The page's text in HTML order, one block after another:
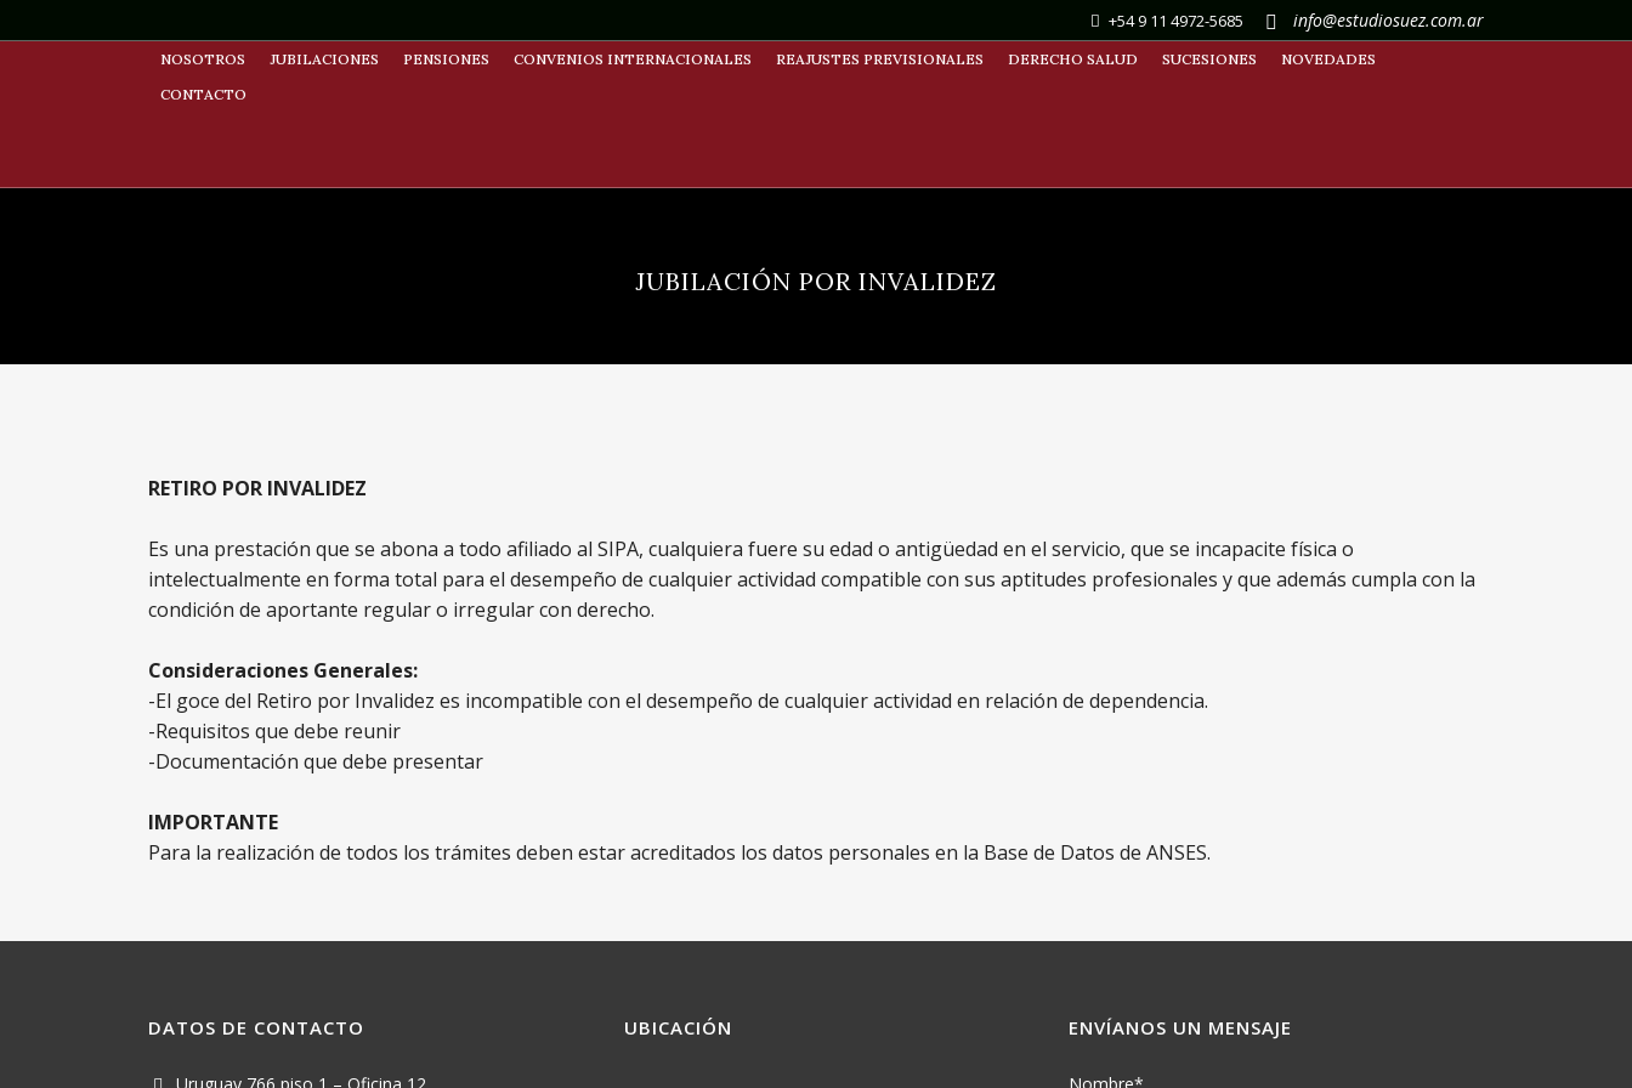
+54 9 11 4972-5685 info@estudiosuez.com.ar
NOSOTROS JUBILACIONES PENSIONES CONVENIOS INTERNACIONALES REAJUSTES PREVISIONALES DERECHO SALUD SUCESIONES
NOVEDADES
CONTACTO
JUBILACIÓN POR INVALIDEZ
RETIRO POR INVALIDEZ
Es una prestación que se abona a todo afiliado al SIPA, cualquiera fuere su edad o antigüedad en el servicio, que se incapacite física o
intelectualmente en forma total para el desempeño de cualquier actividad compatible con sus aptitudes profesionales y que además cumpla con la
condición de aportante regular o irregular con derecho.
Consideraciones Generales:
-El goce del Retiro por Invalidez es incompatible con el desempeño de cualquier actividad en relación de dependencia.
-Requisitos que debe reunir
-Documentación que debe presentar
IMPORTANTE
Para la realización de todos los trámites deben estar acreditados los datos personales en la Base de Datos de ANSES.
DATOS DE CONTACTO UBICACIÓN ENVÍANOS UN MENSAJE